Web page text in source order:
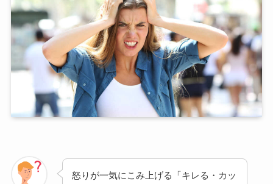
怒りが一気にこみ上げる「キレる・カッ